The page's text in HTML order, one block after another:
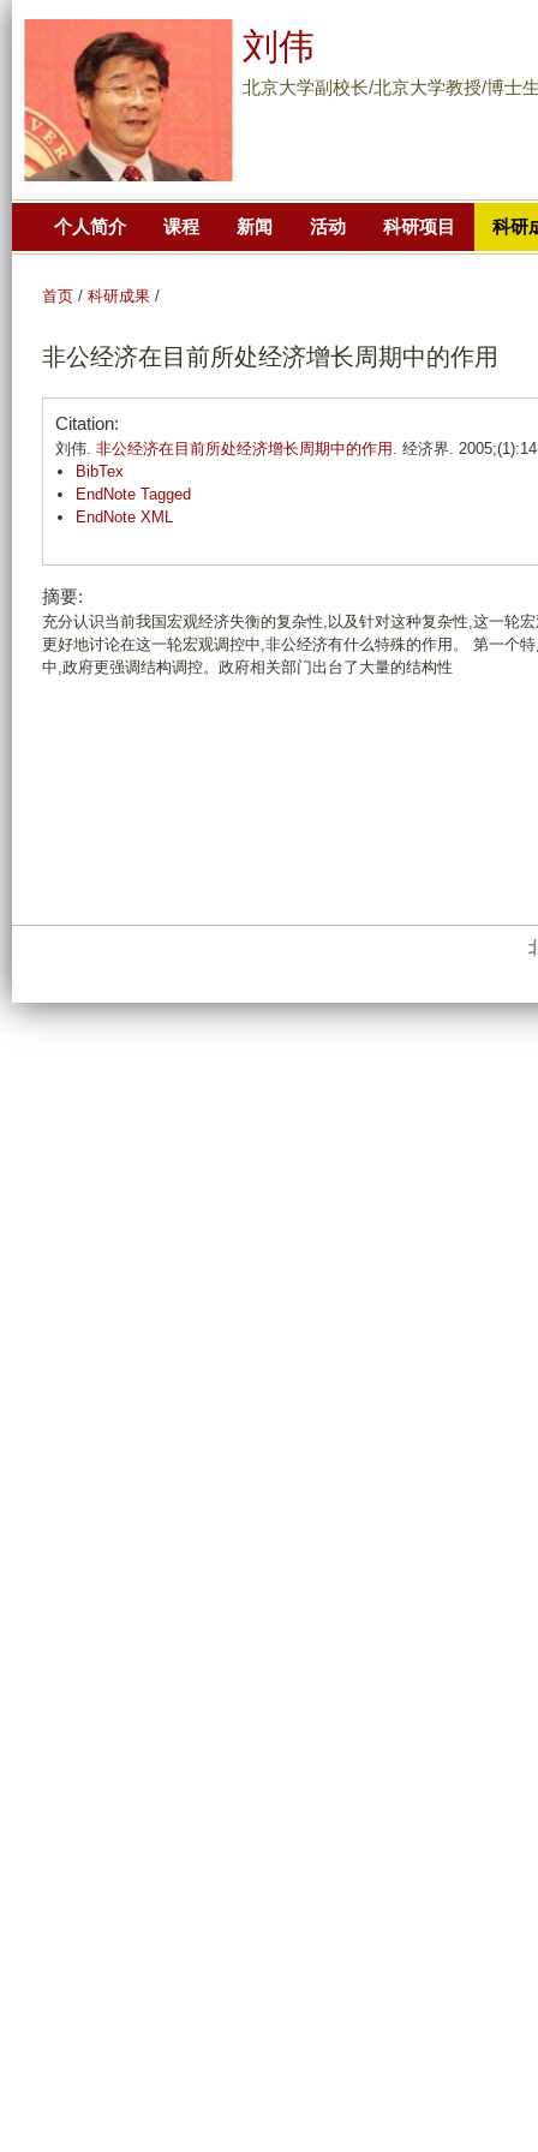
到
主
要
刘伟
北京大学副校长/北京大学教授/博士
个人简介 课程 新闻 活动 科研项目 科研
首页 / 科研成果 /
非公经济在目前所处经济增长周期中的作用
Citation:
刘伟. 非公经济在目前所处经济增长周期中的作用 . 经济界.
BibTex
EndNote Tagged
EndNote XML
摘要:
充分认识当前我国宏观经济失衡的复杂性,以及针对这种复杂性,这一轮
更好地讨论在这一轮宏观调控中,非公经济有什么特殊的作用。 第一个
中,政府更强调结构调控。政府相关部门出台了大量的结构性